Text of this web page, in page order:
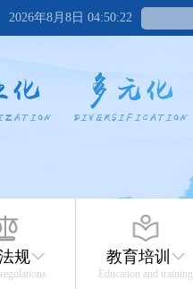
2026年8月8日 04:50:22
规 教育培训
Education and training